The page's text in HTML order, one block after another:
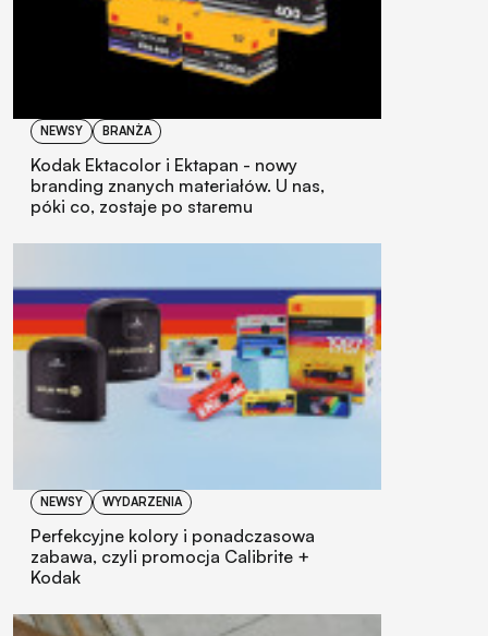
NEWSY BRANŻA
Kodak Ektacolor i Ektapan - nowy
branding znanych materiałów. U nas,
póki co, zostaje po staremu
NEWSY WYDARZENIA
Perfekcyjne kolory i ponadczasowa
zabawa, czyli promocja Calibrite +
Kodak